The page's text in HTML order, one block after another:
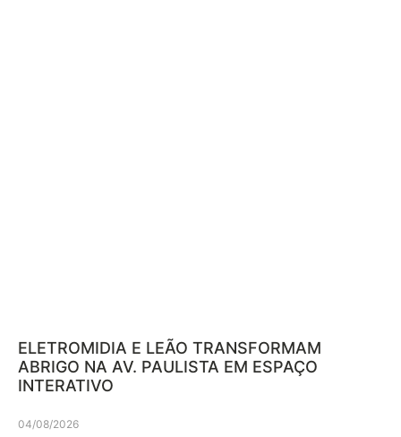
ELETROMIDIA E LEÃO TRANSFORMAM
ABRIGO NA AV. PAULISTA EM ESPAÇO
INTERATIVO
04/08/2026